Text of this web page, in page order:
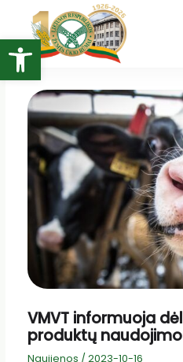
Open toolbar
turinio
VMVT informuoja
produktų naudojimo
Naujienos / 2023-10-16